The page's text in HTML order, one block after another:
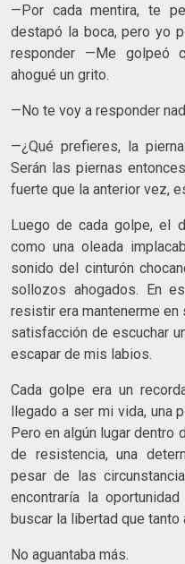
—Por cada mentira, te
destapó la boca, pero yo
responder —Me golpeó
ahogué un grito.
—No te voy a responder
—¿Qué prefieres, la
Serán las piernas
fuerte que la anterior vez,
Luego de cada golpe, el
como una oleada
sonido del cinturón
sollozos ahogados. En
resistir era mantenerme en
satisfacción de escuchar
escapar de mis labios.
Cada golpe era un
llegado a ser mi vida, una
Pero en algún lugar dentro
de resistencia, una
pesar de las
encontraría la
buscar la libertad que tanto
No aguantaba más.